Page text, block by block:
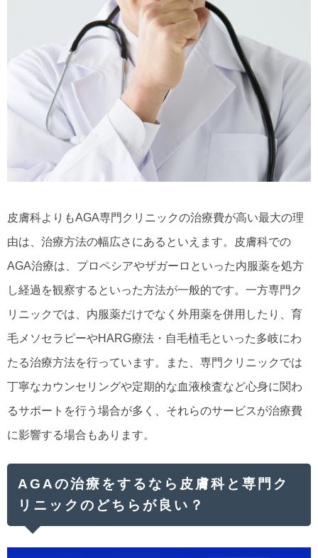
皮膚科よりもAGA専門クリニックの治療費が高い最大の理
由は、治療方法の幅広さにあるといえます。皮膚科での
AGA治療は、プロペシアやザガーロといった内服薬を処方
し経過を観察するといった方法が一般的です。一方専門ク
リニックでは、内服薬だけでなく外用薬を併用したり、育
毛メソセラピーやHARG療法・自毛植毛といった多岐にわ
たる治療方法を行っています。また、専門クリニックでは
丁寧なカウンセリングや定期的な血液検査など心身に関わ
るサポートを行う場合が多く、それらのサービスが治療費
に影響する場合もあります。
AGAの治療をするなら皮膚科と専門ク
リニックのどちらが良い？